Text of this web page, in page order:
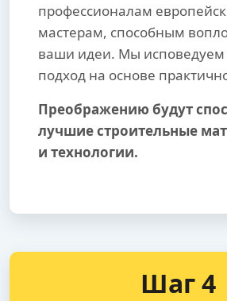
профессионалам
мастерам, способным
ваши идеи. Мы исповедуем
подход на основе
Преображению будут
лучшие строительные
и технологии.
Шаг 4